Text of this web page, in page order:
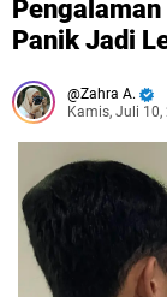
Panik Jadi
Zahra A.
Kamis, Juli 10,